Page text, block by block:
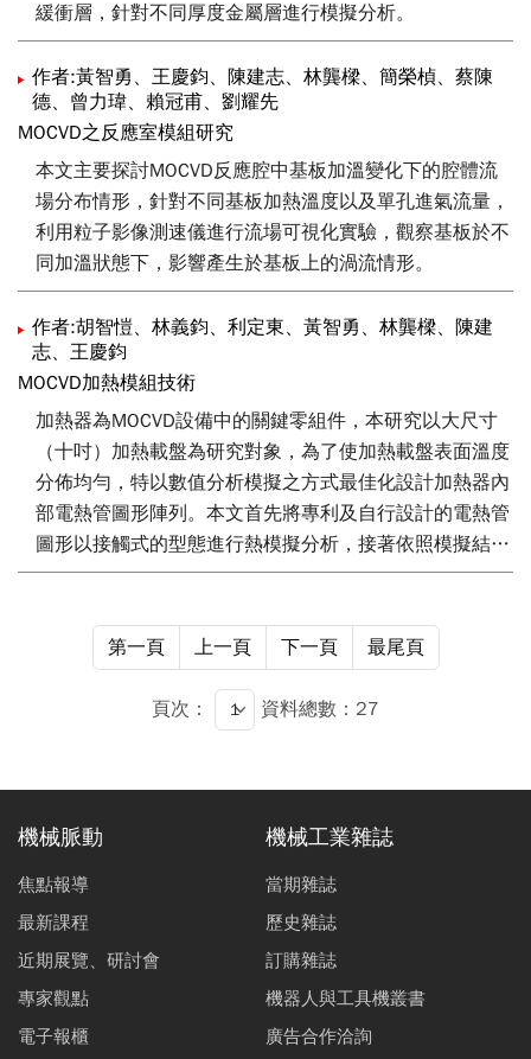
緩衝層，針對不同厚度金屬層進行模擬分析。
作者:黃智勇、王慶鈞、陳建志、林龔樑、簡榮楨、蔡陳
德、曾力瑋、賴冠甫、劉耀先
MOCVD之反應室模組研究
本文主要探討MOCVD反應腔中基板加溫變化下的腔體流
場分布情形，針對不同基板加熱溫度以及單孔進氣流量，
利用粒子影像測速儀進行流場可視化實驗，觀察基板於不
同加溫狀態下，影響產生於基板上的渦流情形。
作者:胡智愷、林義鈞、利定東、黃智勇、林龔樑、陳建
志、王慶鈞
MOCVD加熱模組技術
加熱器為MOCVD設備中的關鍵零組件，本研究以大尺寸
（十吋）加熱載盤為研究對象，為了使加熱載盤表面溫度
分佈均勻，特以數值分析模擬之方式最佳化設計加熱器內
部電熱管圖形陣列。本文首先將專利及自行設計的電熱管
圖形以接觸式的型態進行熱模擬分析，接著依照模擬結果
優化改良其電熱管形狀，而後將優化的電熱管再分別進行
驗中會探討加熱後載盤溫度分佈及升溫時間狀況，最後本
文研究結果顯示MOCVD熱輻射式加熱器將比接觸式加熱
器要優良許多。
第一頁 上一頁 下一頁 最尾頁
頁次： 資料總數：27
機械脈動
焦點報導
最新課程
近期展覽、研討會
專家觀點
電子報櫃
機械工業雜誌
當期雜誌
歷史雜誌
訂購雜誌
機器人與工具機叢書
廣告合作洽詢